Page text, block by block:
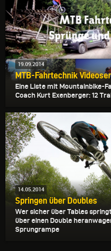
19.09.2014
MTB-Fahrtechnik
Eine Liste mit Mountainbike-
Coach Kurt Exenberger: 12
14.05.2014
Springen über Doubles
Wer sicher über Tables
über einen Double
Sprungrampe